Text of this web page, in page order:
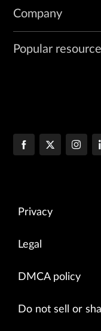
Company
Popular
Privacy
Legal
DMCA policy
Do not sell or